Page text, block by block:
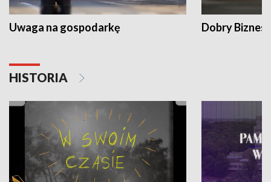
Uwaga na gospodarkę Dobry Biznes
HISTORIA